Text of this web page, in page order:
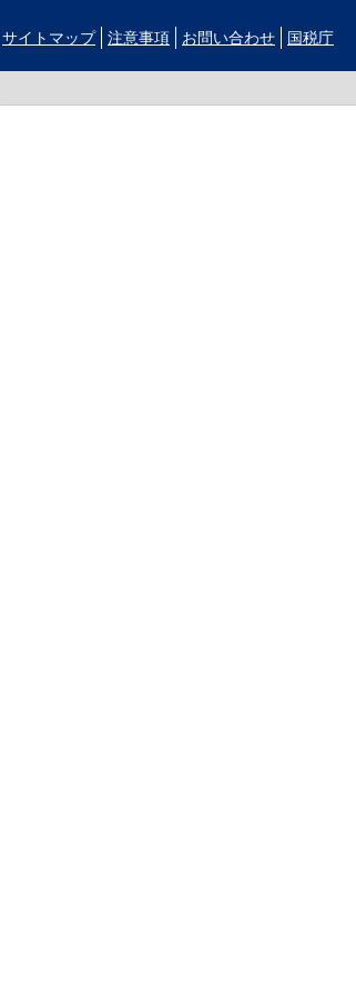
サイトマップ 注意事項 お問い合わせ 国税庁